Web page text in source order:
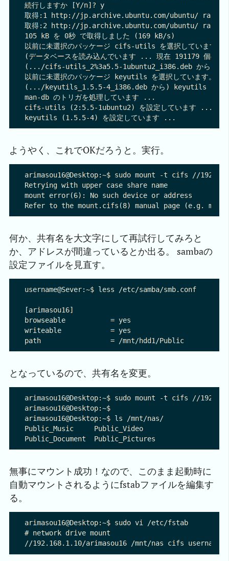
続行しますか [Y/n]? y
取得:1 http://jp.archive.ubuntu.com/ubuntu/
取得:2 http://jp.archive.ubuntu.com/ubuntu/
105 kB を 0秒 で取得しました (169 kB/s)
以前に未選択のパッケージ cifs-utils を選択しています。
(データベースを読み込んでいます ... 現在 191179 個のフ
(.../cifs-utils_2%3a5.5-1ubuntu2_i386.deb から)
以前に未選択のパッケージ keyutils を選択しています。
(.../keyutils_1.5.5-4_i386.deb から) keyutils を展
man-db のトリガを処理しています ...
cifs-utils (2:5.5-1ubuntu2) を設定しています ...
ようやく、これでOKだろうと。実行。
arimasou16@Desktop:~$ sudo mount -t cifs //
Retrying with upper case share name
mount error(6): No such device or address
何か、共有名を大文字にして再試行してみろと
か、アドレスが間違っているとか出る。 sambaの
設定ファイルを見直す。
username@Sever:~$ less /etc/samba/smb.conf
[arimasou16]
browseable           = yes
writeable            = yes
となっているので、共有名を変更。
arimasou16@Desktop:~$ sudo mount -t cifs //
arimasou16@Desktop:~$
arimasou16@Desktop:~$ ls /mnt/nas/
Public_Music     Public_Video
無事にマウント成功！なので、このまま起動時に
自動マウントされるようにfstabファイルを編集す
る。
arimasou16@Desktop:~$ sudo vi /etc/fstab
# network drive mount